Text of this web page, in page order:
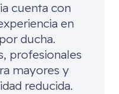
cuenta con
en
ducha.
profesionales
mayores y
reducida.